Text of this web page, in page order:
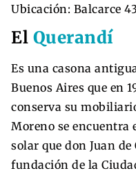
Ubicación: Balcarce
El Querandí
Es una casona
Buenos Aires que en
conserva su
Moreno se encuentra
solar que don Juan
fundación de la